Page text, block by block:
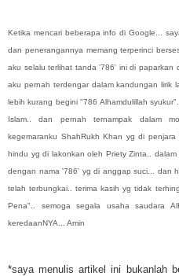
Ketika mencari beberapa info di Google...
dan penerangannya memang terperinci
aku selalu terlihat tanda '786' ini di paparkan
aku pernah terdengar dalam kandungan lirik
lebih kurang begini "786 Alhamdulillah
Islam.. dan pernah ternampak dalam
kegemaranku ShahRukh Khan yg di
hindu yg di lakonkan oleh Priety Zinta..
dengan nama '786' yg di anggap suci... dan
telah terbungkai.. terima kasih yg tidak
Pena".. semoga segala usaha saudara
keredaanNYA... Amin
*saya menulis artikel ini bukanlah